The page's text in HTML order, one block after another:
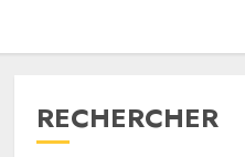
RECHERCHER